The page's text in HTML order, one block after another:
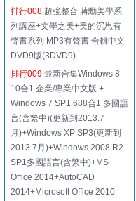
排行008 超強整合 蔣勳美學系
列講座+文學之美+美的沉思有
聲書系列 MP3有聲書 合輯中文
DVD9版(3DVD9)
排行009 最新合集Windows 8
10合1 企業/專業中文版 +
Windows 7 SP1 688合1 多國語
言(含繁中)(更新到2013.7
月)+Windows XP SP3(更新到
2013.7月)+Windows 2008 R2
SP1多國語言(含繁中)+MS
Office 2014+AutoCAD
2014+Microsoft Office 2010